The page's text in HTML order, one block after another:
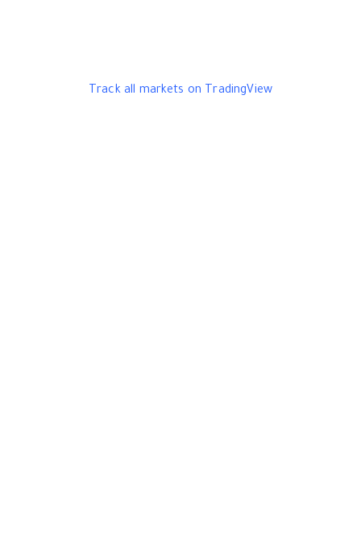
Track all markets on TradingView